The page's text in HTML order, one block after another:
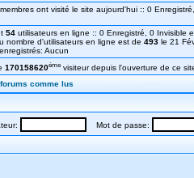
membres ont visité le site aujourd'hui :: 0
54 utilisateurs en ligne :: 0 Enregistré, 0
nombre d'utilisateurs en ligne est de 493 le 21
Aucun
170158620éme visiteur depuis l'ouverture de ce
comme lus
Mot de passe: